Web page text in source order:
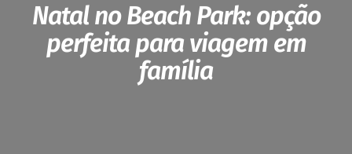
Natal no Beach Park: opção
perfeita para viagem em
família